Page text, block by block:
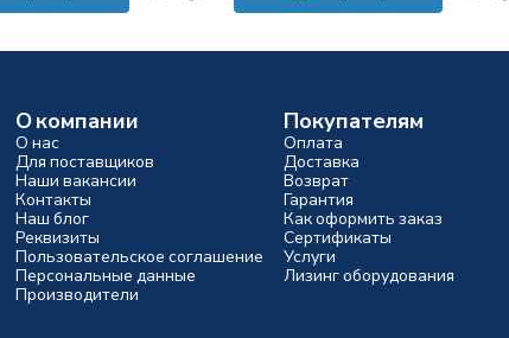
О компании
О нас
Для поставщиков
Наши вакансии
Контакты
Наш блог
Реквизиты
Пользовательское соглашение
Персональные данные
Производители
Покупателям
Оплата
Доставка
Возврат
Гарантия
Как оформить заказ
Сертификаты
Услуги
Лизинг оборудования